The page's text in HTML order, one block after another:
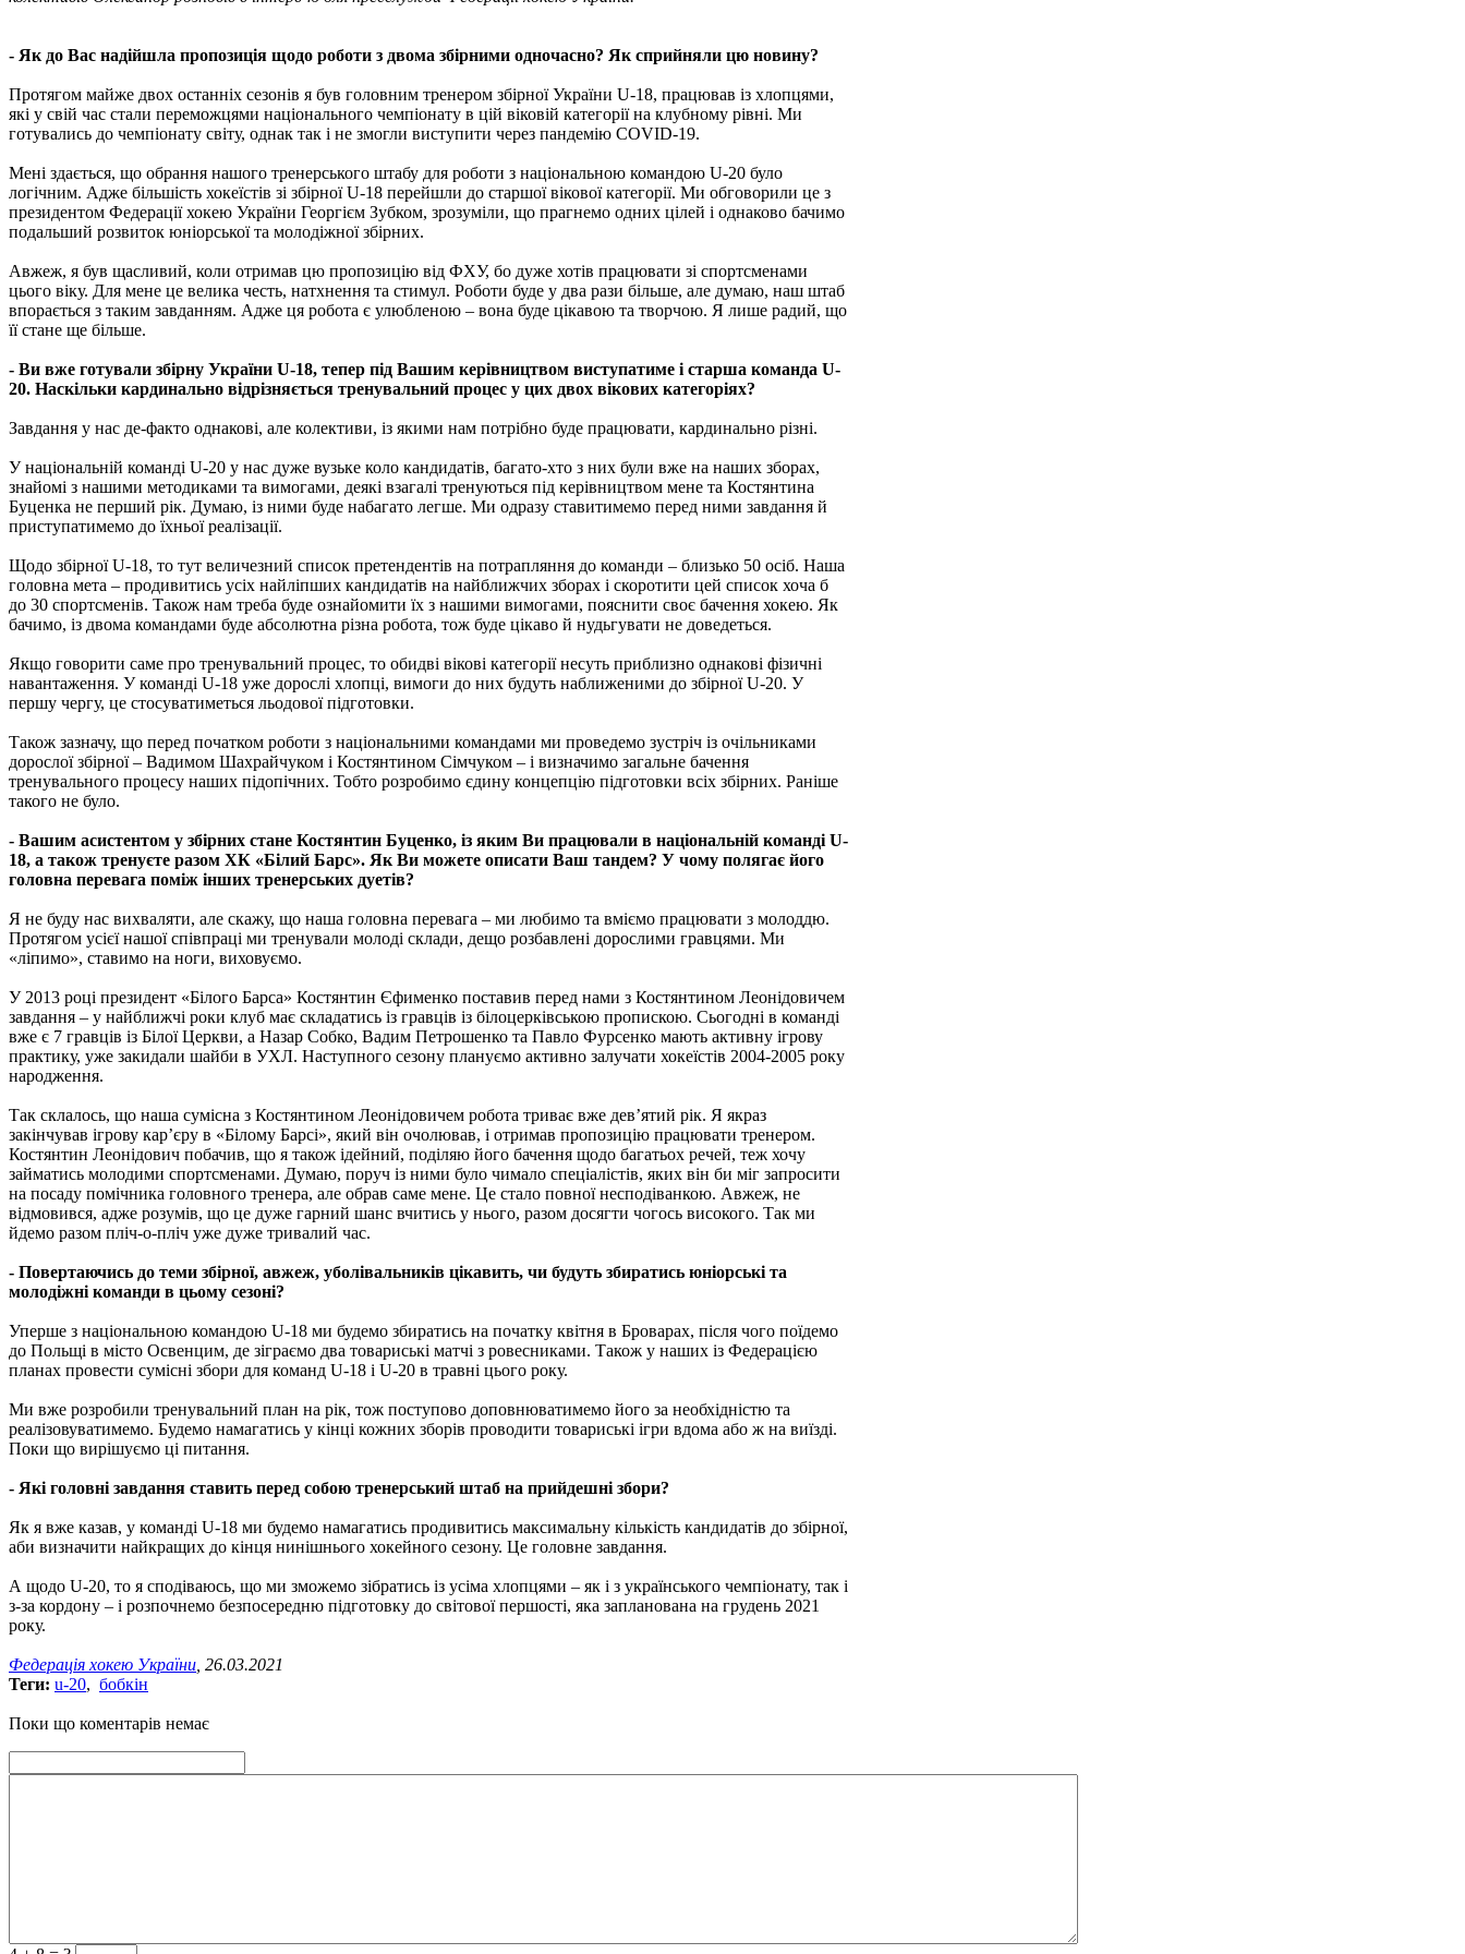
- Як до Вас надійшла пропозиція щодо роботи з двома збірними одночасно? Як сприйняли цю новину?
Протягом майже двох останніх сезонів я був головним тренером збірної України U-18, працював із хлопцями,
які у свій час стали переможцями національного чемпіонату в цій віковій категорії на клубному рівні. Ми
готувались до чемпіонату світу, однак так і не змогли виступити через пандемію COVID-19.
Мені здається, що обрання нашого тренерського штабу для роботи з національною командою U-20 було
логічним. Адже більшість хокеїстів зі збірної U-18 перейшли до старшої вікової категорії. Ми обговорили це з
президентом Федерації хокею України Георгієм Зубком, зрозуміли, що прагнемо одних цілей і однаково бачимо
подальший розвиток юніорської та молодіжної збірних.
Авжеж, я був щасливий, коли отримав цю пропозицію від ФХУ, бо дуже хотів працювати зі спортсменами
цього віку. Для мене це велика честь, натхнення та стимул. Роботи буде у два рази більше, але думаю, наш штаб
впорається з таким завданням. Адже ця робота є улюбленою – вона буде цікавою та творчою. Я лише радий, що
її стане ще більше.
- Ви вже готували збірну України U-18, тепер під Вашим керівництвом виступатиме і старша команда U-
20. Наскільки кардинально відрізняється тренувальний процес у цих двох вікових категоріях?
Завдання у нас де-факто однакові, але колективи, із якими нам потрібно буде працювати, кардинально різні.
У національній команді U-20 у нас дуже вузьке коло кандидатів, багато-хто з них були вже на наших зборах,
знайомі з нашими методиками та вимогами, деякі взагалі тренуються під керівництвом мене та Костянтина
Буценка не перший рік. Думаю, із ними буде набагато легше. Ми одразу ставитимемо перед ними завдання й
приступатимемо до їхньої реалізації.
Щодо збірної U-18, то тут величезний список претендентів на потрапляння до команди – близько 50 осіб. Наша
головна мета – продивитись усіх найліпших кандидатів на найближчих зборах і скоротити цей список хоча б
до 30 спортсменів. Також нам треба буде ознайомити їх з нашими вимогами, пояснити своє бачення хокею. Як
бачимо, із двома командами буде абсолютна різна робота, тож буде цікаво й нудьгувати не доведеться.
Якщо говорити саме про тренувальний процес, то обидві вікові категорії несуть приблизно однакові фізичні
навантаження. У команді U-18 уже дорослі хлопці, вимоги до них будуть наближеними до збірної U-20. У
першу чергу, це стосуватиметься льодової підготовки.
Також зазначу, що перед початком роботи з національними командами ми проведемо зустріч із очільниками
дорослої збірної – Вадимом Шахрайчуком і Костянтином Сімчуком – і визначимо загальне бачення
тренувального процесу наших підопічних. Тобто розробимо єдину концепцію підготовки всіх збірних. Раніше
такого не було.
- Вашим асистентом у збірних стане Костянтин Буценко, із яким Ви працювали в національній команді U-
18, а також тренуєте разом ХК «Білий Барс». Як Ви можете описати Ваш тандем? У чому полягає його
головна перевага поміж інших тренерських дуетів?
Я не буду нас вихваляти, але скажу, що наша головна перевага – ми любимо та вміємо працювати з молоддю.
Протягом усієї нашої співпраці ми тренували молоді склади, дещо розбавлені дорослими гравцями. Ми
«ліпимо», ставимо на ноги, виховуємо.
У 2013 році президент «Білого Барса» Костянтин Єфименко поставив перед нами з Костянтином Леонідовичем
завдання – у найближчі роки клуб має складатись із гравців із білоцерківською пропискою. Сьогодні в команді
вже є 7 гравців із Білої Церкви, а Назар Собко, Вадим Петрошенко та Павло Фурсенко мають активну ігрову
практику, уже закидали шайби в УХЛ. Наступного сезону плануємо активно залучати хокеїстів 2004-2005 року
народження.
Так склалось, що наша сумісна з Костянтином Леонідовичем робота триває вже дев’ятий рік. Я якраз
закінчував ігрову кар’єру в «Білому Барсі», який він очолював, і отримав пропозицію працювати тренером.
Костянтин Леонідович побачив, що я також ідейний, поділяю його бачення щодо багатьох речей, теж хочу
займатись молодими спортсменами. Думаю, поруч із ними було чимало спеціалістів, яких він би міг запросити
на посаду помічника головного тренера, але обрав саме мене. Це стало повної несподіванкою. Авжеж, не
відмовився, адже розумів, що це дуже гарний шанс вчитись у нього, разом досягти чогось високого. Так ми
йдемо разом пліч-о-пліч уже дуже тривалий час.
- Повертаючись до теми збірної, авжеж, уболівальників цікавить, чи будуть збиратись юніорські та
молодіжні команди в цьому сезоні?
Уперше з національною командою U-18 ми будемо збиратись на початку квітня в Броварах, після чого поїдемо
до Польщі в місто Освенцим, де зіграємо два товариські матчі з ровесниками. Також у наших із Федерацією
планах провести сумісні збори для команд U-18 і U-20 в травні цього року.
Ми вже розробили тренувальний план на рік, тож поступово доповнюватимемо його за необхідністю та
реалізовуватимемо. Будемо намагатись у кінці кожних зборів проводити товариські ігри вдома або ж на виїзді.
Поки що вирішуємо ці питання.
- Які головні завдання ставить перед собою тренерський штаб на прийдешні збори?
Як я вже казав, у команді U-18 ми будемо намагатись продивитись максимальну кількість кандидатів до збірної,
аби визначити найкращих до кінця нинішнього хокейного сезону. Це головне завдання.
А щодо U-20, то я сподіваюсь, що ми зможемо зібратись із усіма хлопцями – як і з українського чемпіонату, так і
з-за кордону – і розпочнемо безпосередню підготовку до світової першості, яка запланована на грудень 2021
року.
Федерація хокею України , 26.03.2021
Теги: u-20, бобкін
Поки що коментарів немає